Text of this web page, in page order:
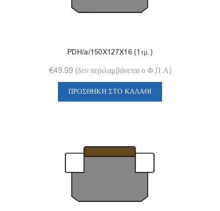
PDH/a/150X127X16 (1τμ.)
€49.99 (δεν περιλαμβάνεται ο Φ.Π.Α)
ΠΡΟΣΘΉΚΗ ΣΤΟ ΚΑΛΆΘΙ